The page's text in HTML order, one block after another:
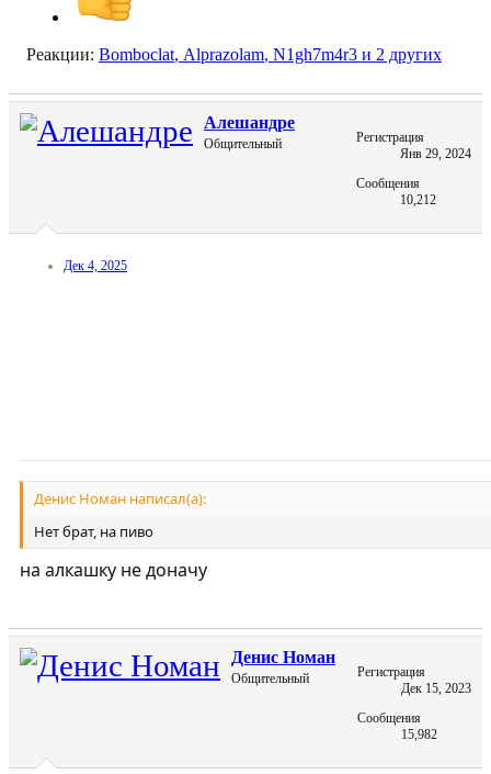
Реакции: Bomboclat, Alprazolam, N1gh7m4r3 и 2 других
Алешандре
Общительный
Регистрация
Янв 29, 2024
Сообщения
10,212
Дек 4, 2025
Денис Номан написал(а):
Нет брат, на пиво
на алкашку не доначу
Денис Номан
Общительный
Регистрация
Дек 15, 2023
Сообщения
15,982